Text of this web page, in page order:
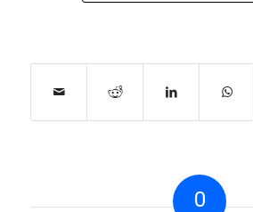
0